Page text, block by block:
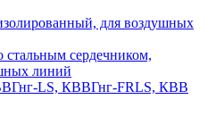
для воздушных
сердечником,
линий
LS, КВВГнг-FRLS, КВВ